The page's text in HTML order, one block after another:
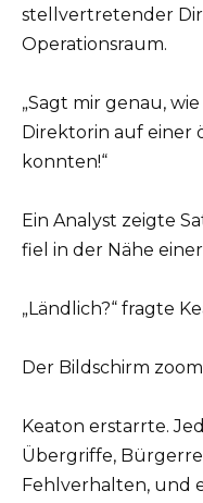
stellvertretender
Operationsraum.
„Sagt mir genau,
Direktorin auf einer
konnten!“
Ein Analyst zeigte
fiel in der Nähe
„Ländlich?“ fragte
Der Bildschirm
Keaton erstarrte.
Übergriffe,
Fehlverhalten, und